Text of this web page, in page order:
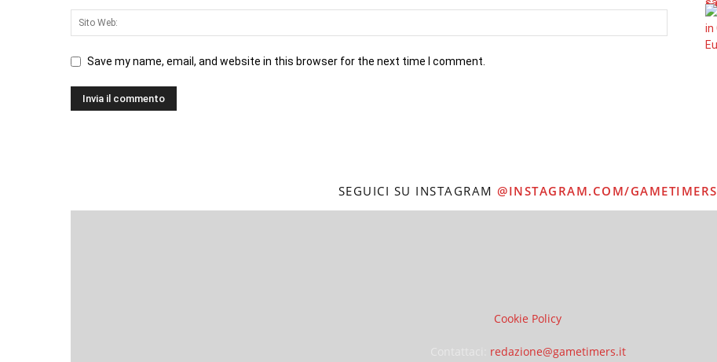
Save my name, email, and website in this browser for the next time I comment.
SEGUICI SU INSTAGRAM @INSTAGRAM.COM/GAMETIMERS
Cookie Policy
redazione@gametimers.it